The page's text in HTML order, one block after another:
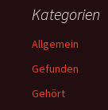
Kategorien
Allgemein
Gefunden
Gehört